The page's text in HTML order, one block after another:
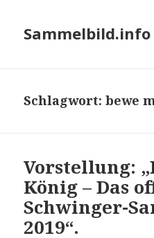
Sammelbild.info
Schlagwort:bewe
Vorstellung:
König – Das
Schwinger-
2019“.